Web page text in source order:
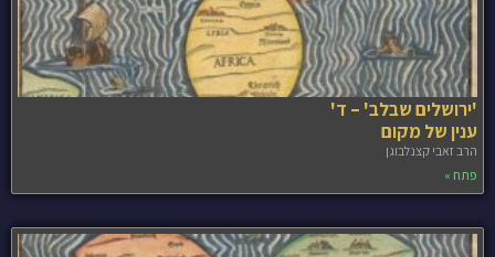
'ירושלים שבלב' – ד'
ענין של מקום
הרב זאבי קצנלבוגן
פתח »